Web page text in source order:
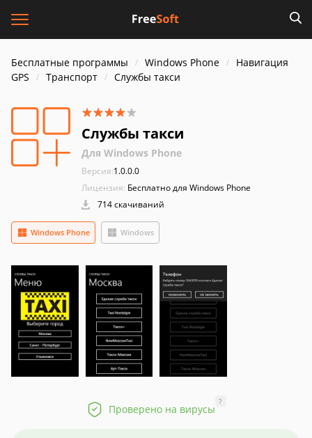
Бесплатные программы Windows Phone
Навигация
GPS
Транспорт Службы такси
Службы такси
Для Windows Phone
Версия:1.0.0.0
Лицензия: Бесплатно для Windows Phone
714 скачиваний
Windows
Windows Phone
Проверено на вирусы
?